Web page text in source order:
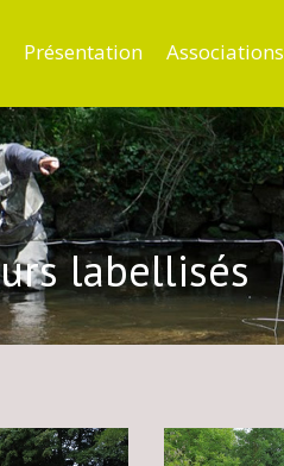
Présentation Associations
labellisés